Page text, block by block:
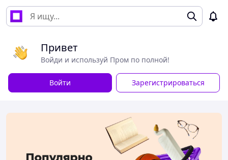
Привет
Войди и используй Пром по полной!
Войти Зарегистрироваться